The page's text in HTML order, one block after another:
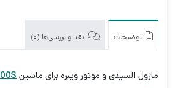
توضیحات نقد و بررسی‌ها (0)
ماژول السیدی و موتور ویبره برای ماشین